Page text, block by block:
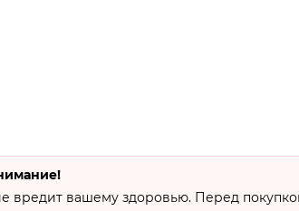
вредит вашему здоровью. Перед